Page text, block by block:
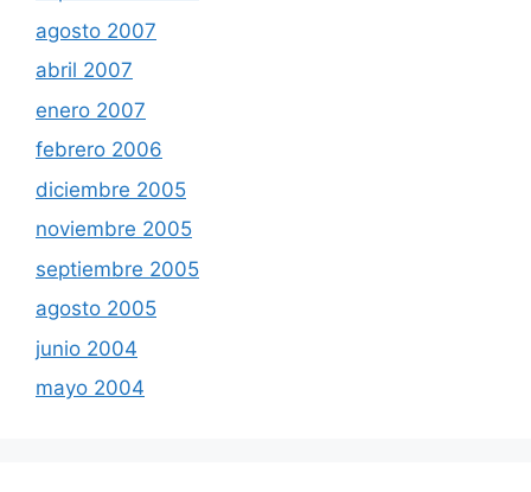
agosto 2007
abril 2007
enero 2007
febrero 2006
diciembre 2005
noviembre 2005
septiembre 2005
agosto 2005
junio 2004
mayo 2004